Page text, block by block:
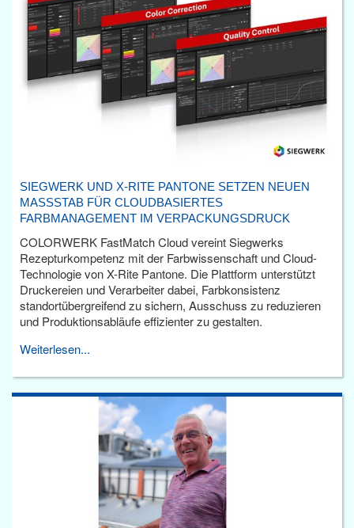
SIEGWERK UND X-RITE PANTONE SETZEN NEUEN
MASSSTAB FÜR CLOUDBASIERTES F
ARBMANAGEMENT IM VERPACKUNGSDRUCK
COLORWERK FastMatch Cloud vereint Siegwerks
Rezepturkompetenz mit der Farbwissenschaft und Cloud-
Technologie von X-Rite Pantone. Die Plattform unterstützt
Druckereien und Verarbeiter dabei, Farbkonsistenz
standortübergreifend zu sichern, Ausschuss zu reduzieren
und Produktionsabläufe effizienter zu gestalten.
Weiterlesen...